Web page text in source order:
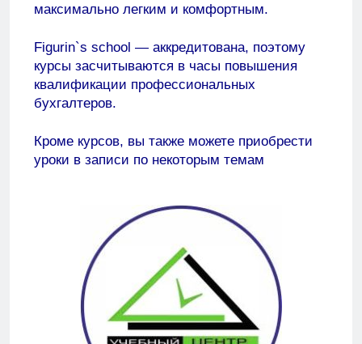
максимально легким и комфортным.
Figurin`s school — аккредитована, поэтому
курсы засчитываются в часы повышения
квалификации профессиональных
бухгалтеров.
Кроме курсов, вы также можете приобрести
уроки в записи по некоторым темам